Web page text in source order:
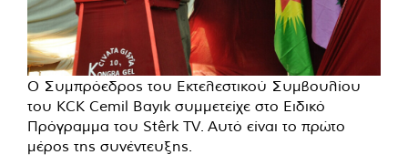
Ο Συμπρόεδρος του Εκτελεστικού Συμβουλίου
του KCK Cemil Bayık συμμετείχε στο Ειδικό
Πρόγραμμα του Stêrk TV. Αυτό είναι το πρώτο
μέρος της συνέντευξης.